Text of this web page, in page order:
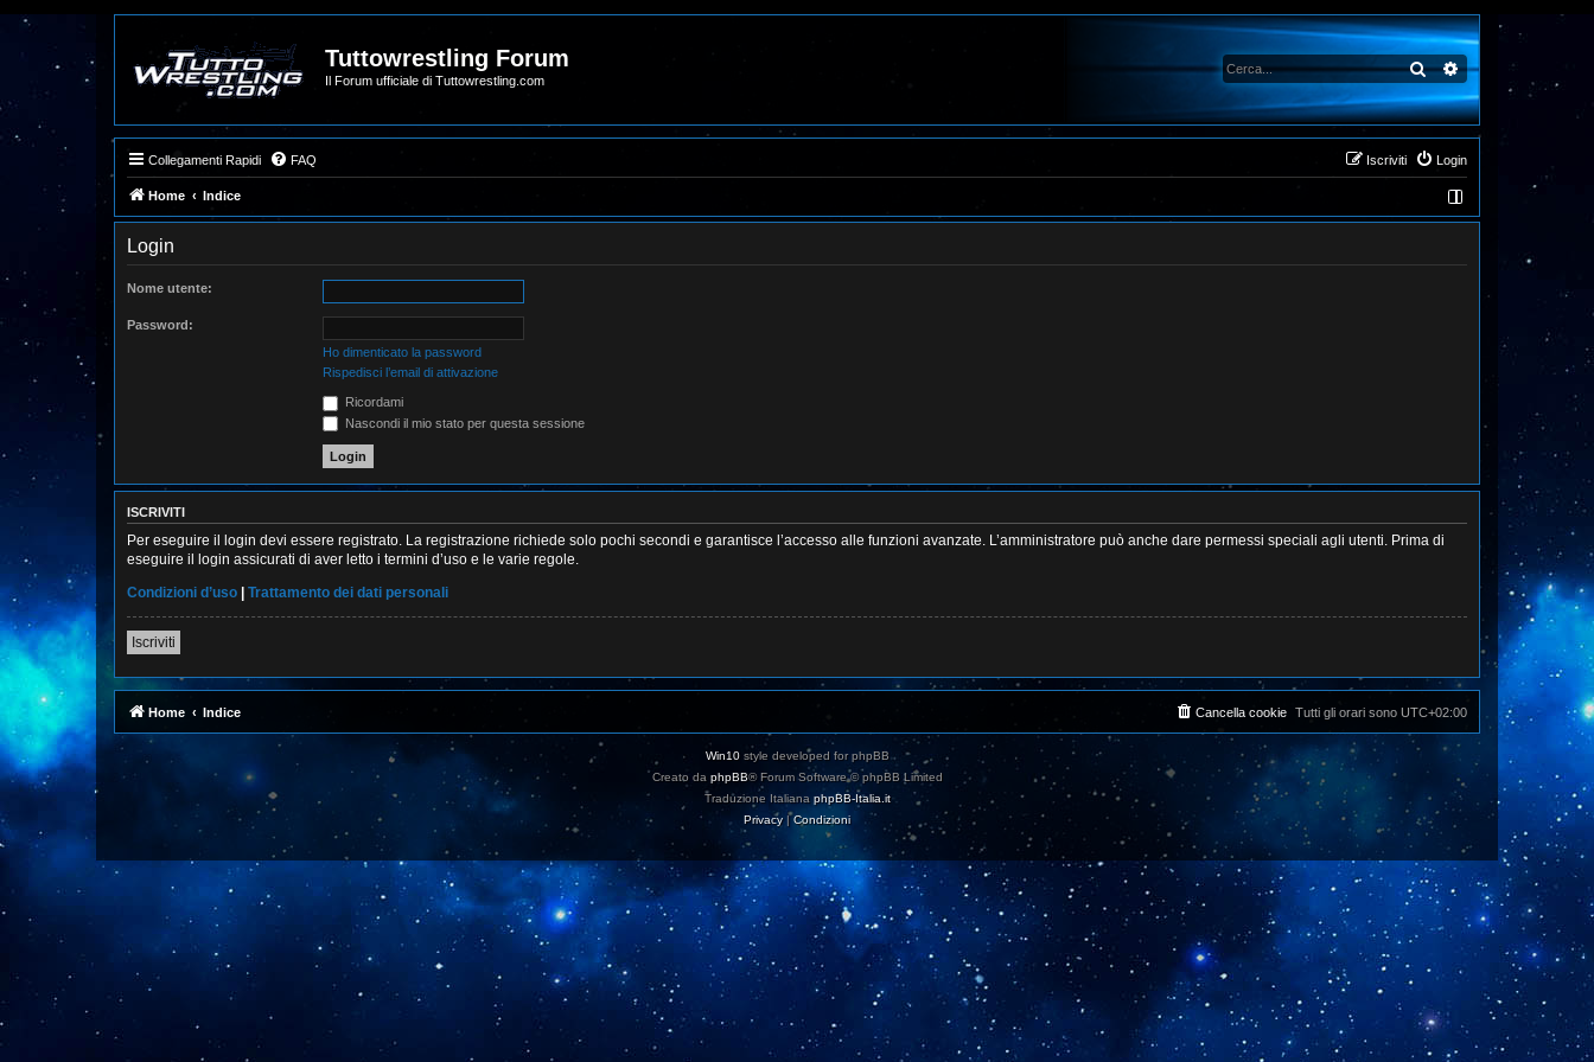
Tuttowrestling Forum
Il Forum ufficiale di Tuttowrestling.com
CercaRicerca avanzata
Collegamenti Rapidi FAQ Login
Iscriviti
Home Indice
Login
Nome utente:
Password:
Ho dimenticato la password
Rispedisci l’email di attivazione
Ricordami
Nascondi il mio stato per questa sessione
ISCRIVITI
Per eseguire il login devi essere registrato. La registrazione richiede solo pochi secondi e garantisce l’accesso alle funzioni avanzate. L’amministratore può anche dare permessi speciali agli utenti. Prima di
eseguire il login assicurati di aver letto i termini d’uso e le varie regole.
Condizioni d’uso | Trattamento dei dati personali
Iscriviti
Home Indice Tutti gli orari sono UTC+02:00
Cancella cookie
Win10style developed for phpBB
Creato da phpBB® Forum Software © phpBB Limited
Traduzione Italiana phpBB-Italia.it
Privacy|Condizioni